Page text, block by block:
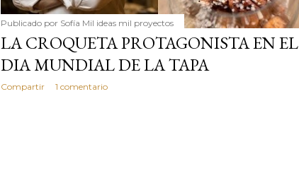
Publicado por Sofía Mil ideas mil proyectos
LA CROQUETA PROTAGONISTA EN EL
DIA MUNDIAL DE LA TAPA
Compartir 1 comentario